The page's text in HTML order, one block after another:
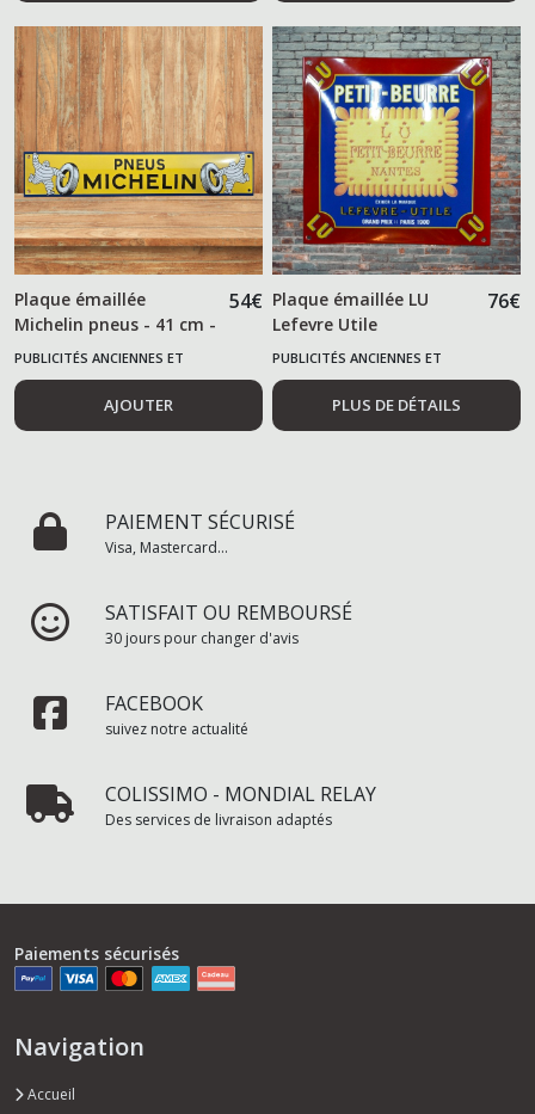
Plaque émaillée
Michelin pneus - 41 cm -
54€
PUBLICITÉS ANCIENNES ET
ALIMENTAIRES
AJOUTER
Plaque émaillée LU
Lefevre Utile
76€
PUBLICITÉS ANCIENNES ET
ALIMENTAIRES
PLUS DE DÉTAILS
PAIEMENT SÉCURISÉ
Visa, Mastercard...
SATISFAIT OU REMBOURSÉ
30 jours pour changer d'avis
FACEBOOK
suivez notre actualité
COLISSIMO - MONDIAL RELAY
Des services de livraison adaptés
Paiements sécurisés
Navigation
Accueil